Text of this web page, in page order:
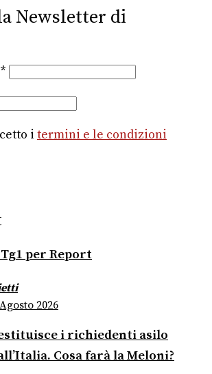
Newsletter di
i termini e le condizioni
per Report
2026
i richiedenti asilo
Cosa farà la Meloni?